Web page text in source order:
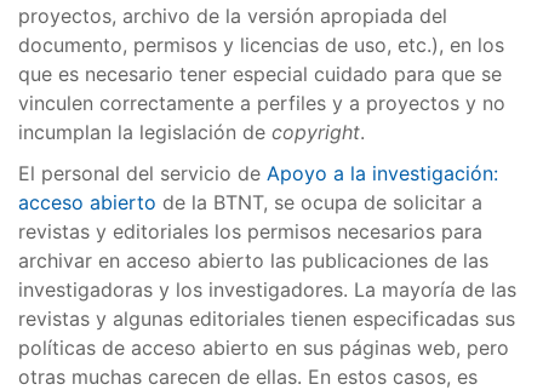
proyectos, archivo de la versión apropiada del
documento, permisos y licencias de uso, etc.), en los
que es necesario tener especial cuidado para que se
vinculen correctamente a perfiles y a proyectos y no
incumplan la legislación de copyright.
El personal del servicio de Apoyo a la investigación:
acceso abierto de la BTNT, se ocupa de solicitar a
revistas y editoriales los permisos necesarios para
archivar en acceso abierto las publicaciones de las
investigadoras y los investigadores. La mayoría de las
revistas y algunas editoriales tienen especificadas sus
políticas de acceso abierto en sus páginas web, pero
otras muchas carecen de ellas. En estos casos, es